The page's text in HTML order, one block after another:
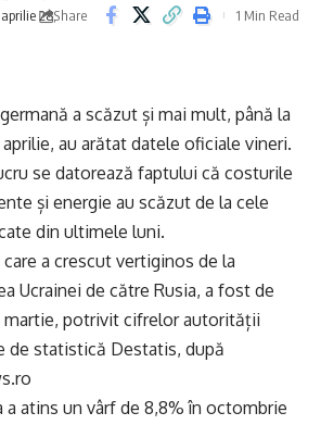
28,Share
1 Min Read
a scăzut și mai mult, până la
aprilie, au arătat datele oficiale vineri.
se datorează faptului că costurile
și energie au scăzut de la cele
din ultimele luni.
a crescut vertiginos de la
Ucrainei de către Rusia, a fost de
martie, potrivit cifrelor autorității
de statistică Destatis, după
a atins un vârf de 8,8% în octombrie